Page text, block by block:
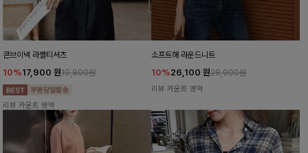
콘브이넥 라벨티셔츠
10%17,900 원19,800원
리뷰 카운트 영역
소프트해 라운드니트
10%26,100 원28,900원
리뷰 카운트 영역